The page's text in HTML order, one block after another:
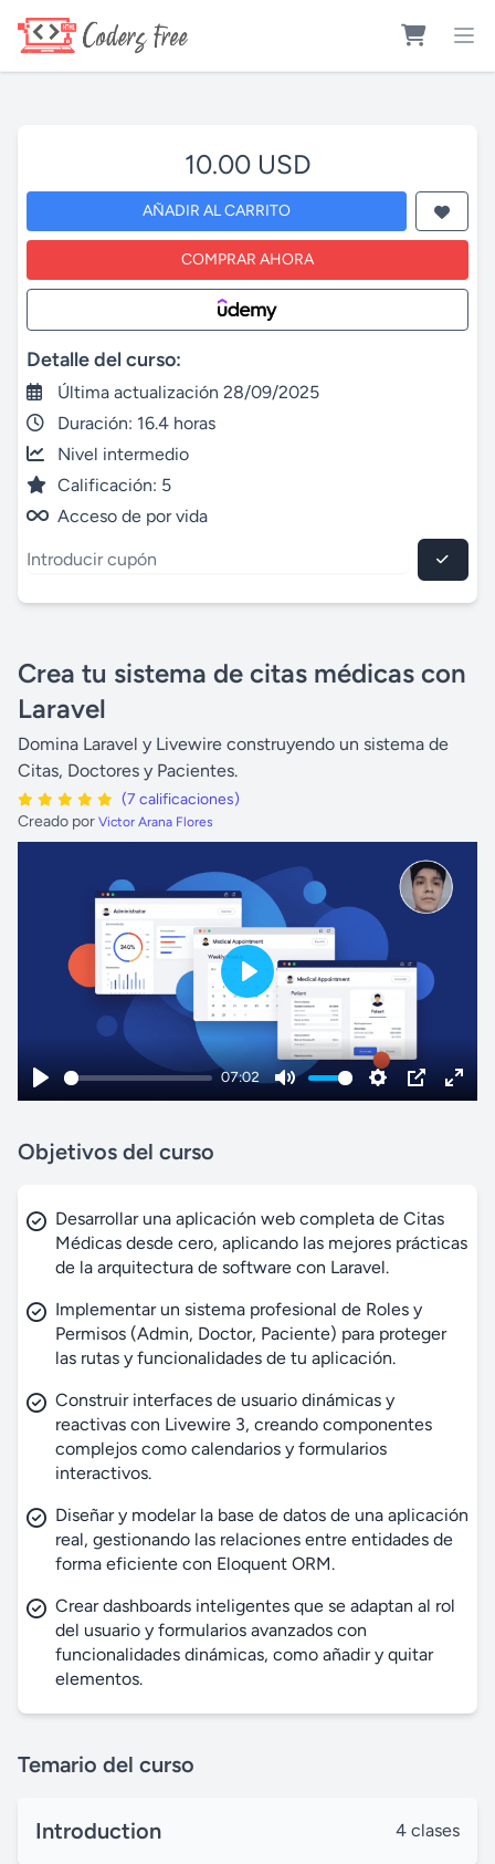
Crea tu sistema de citas médicas con
Laravel
Domina Laravel y Livewire construyendo un sistema de
Citas, Doctores y Pacientes.
(7 calificaciones)
Creado por Victor Arana Flores
P
a
07:02
M
S
i
n
g
s
P
E
f
n
P
l
a
y
Objetivos del curso
Desarrollar una aplicación web completa de Citas
Médicas desde cero, aplicando las mejores prácticas
de la arquitectura de software con Laravel.
Implementar un sistema profesional de Roles y
Permisos (Admin, Doctor, Paciente) para proteger
las rutas y funcionalidades de tu aplicación.
Construir interfaces de usuario dinámicas y
reactivas con Livewire 3, creando componentes
complejos como calendarios y formularios
interactivos.
Diseñar y modelar la base de datos de una aplicación
real, gestionando las relaciones entre entidades de
forma eficiente con Eloquent ORM.
Crear dashboards inteligentes que se adaptan al rol
del usuario y formularios avanzados con
funcionalidades dinámicas, como añadir y quitar
elementos.
Temario del curso
Introduction 4 clases
10.00 USD
AÑADIR AL CARRITO
COMPRAR AHORA
Detalle del curso:
Última actualización 28/09/2025
Duración: 16.4 horas
Nivel intermedio
Calificación: 5
Acceso de por vida